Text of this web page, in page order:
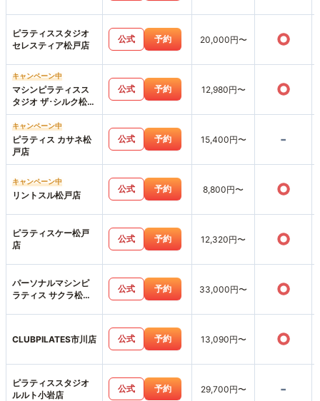
ピラティススタジオ
セレスティア松戸店
公式 予約 20,000円〜 ○
キャンペーン中
マシンピラティスス
タジオ ザ･シルク松戸
店
公式 予約 12,980円〜 ○
キャンペーン中
ピラティス カサネ松
戸店
公式 予約 15,400円〜 -
キャンペーン中
リントスル松戸店
公式 予約 8,800円〜 ○
ピラティスケー松戸
店
公式 予約 12,320円〜 ○
パーソナルマシンピ
ラティス サクラ松戸
公式 予約 33,000円〜 ○
CLUBPILATES市川店 公式 予約 13,090円〜 ○
ピラティススタジオ
ルルト小岩店
公式 予約 29,700円〜 -